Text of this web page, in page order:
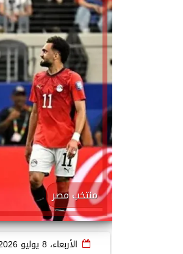
منتخب مصر
الأربعاء، 8 يوليو 2026